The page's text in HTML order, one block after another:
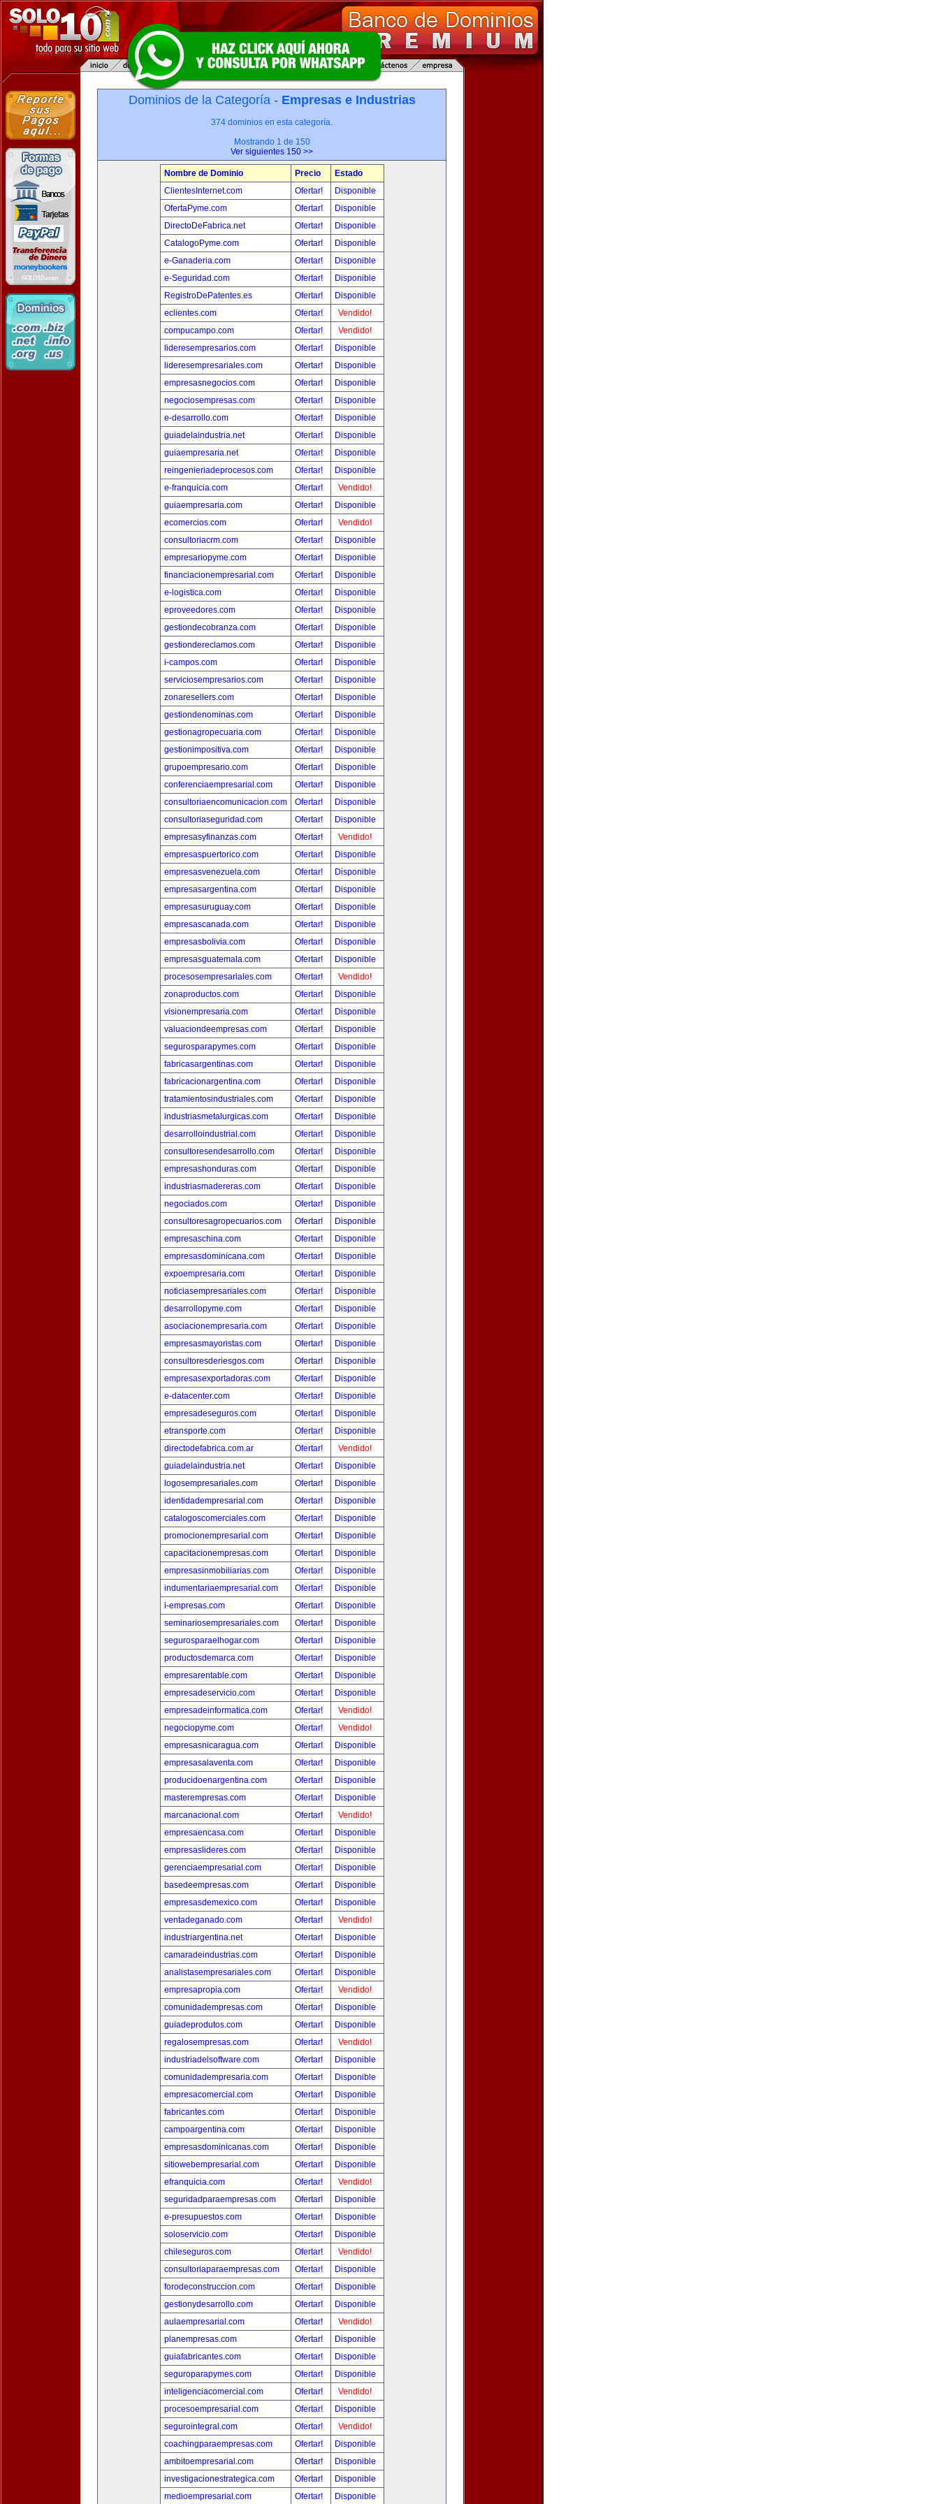
Dominios de la Categoría - Empresas e Industrias
374 dominios en esta categoría.
Mostrando 1 de 150
Ver siguientes 150 >>
Nombre de Dominio Precio
Estado
ClientesInternet.com
Ofertar!
Disponible
OfertaPyme.com
Ofertar!
Disponible
DirectoDeFabrica.net
Ofertar!
Disponible
CatalogoPyme.com
Ofertar!
Disponible
e-Ganaderia.com
Ofertar!
Disponible
e-Seguridad.com
Ofertar!
Disponible
RegistroDePatentes.es
Ofertar!
Disponible
eclientes.com
Ofertar!
Vendido!
compucampo.com
Ofertar!
Vendido!
lideresempresarios.com
Ofertar!
Disponible
lideresempresariales.com
Ofertar!
Disponible
empresasnegocios.com
Ofertar!
Disponible
negociosempresas.com
Ofertar!
Disponible
e-desarrollo.com
Ofertar!
Disponible
guiadelaindustria.net
Ofertar!
Disponible
guiaempresaria.net
Ofertar!
Disponible
reingenieriadeprocesos.com
Ofertar!
Disponible
e-franquicia.com
Ofertar!
Vendido!
guiaempresaria.com
Ofertar!
Disponible
ecomercios.com
Ofertar!
Vendido!
consultoriacrm.com
Ofertar!
Disponible
empresariopyme.com
Ofertar!
Disponible
financiacionempresarial.com
Ofertar!
Disponible
e-logistica.com
Ofertar!
Disponible
eproveedores.com
Ofertar!
Disponible
gestiondecobranza.com
Ofertar!
Disponible
gestiondereclamos.com
Ofertar!
Disponible
i-campos.com
Ofertar!
Disponible
serviciosempresarios.com
Ofertar!
Disponible
zonaresellers.com
Ofertar!
Disponible
gestiondenominas.com
Ofertar!
Disponible
gestionagropecuaria.com
Ofertar!
Disponible
gestionimpositiva.com
Ofertar!
Disponible
grupoempresario.com
Ofertar!
Disponible
conferenciaempresarial.com
Ofertar!
Disponible
consultoriaencomunicacion.com
Ofertar!
Disponible
consultoriaseguridad.com
Ofertar!
Disponible
empresasyfinanzas.com
Ofertar!
Vendido!
empresaspuertorico.com
Ofertar!
Disponible
empresasvenezuela.com
Ofertar!
Disponible
empresasargentina.com
Ofertar!
Disponible
empresasuruguay.com
Ofertar!
Disponible
empresascanada.com
Ofertar!
Disponible
empresasbolivia.com
Ofertar!
Disponible
empresasguatemala.com
Ofertar!
Disponible
procesosempresariales.com
Ofertar!
Vendido!
zonaproductos.com
Ofertar!
Disponible
visionempresaria.com
Ofertar!
Disponible
valuaciondeempresas.com
Ofertar!
Disponible
segurosparapymes.com
Ofertar!
Disponible
fabricasargentinas.com
Ofertar!
Disponible
fabricacionargentina.com
Ofertar!
Disponible
tratamientosindustriales.com
Ofertar!
Disponible
industriasmetalurgicas.com
Ofertar!
Disponible
desarrolloindustrial.com
Ofertar!
Disponible
consultoresendesarrollo.com
Ofertar!
Disponible
empresashonduras.com
Ofertar!
Disponible
industriasmadereras.com
Ofertar!
Disponible
negociados.com
Ofertar!
Disponible
consultoresagropecuarios.com
Ofertar!
Disponible
empresaschina.com
Ofertar!
Disponible
empresasdominicana.com
Ofertar!
Disponible
expoempresaria.com
Ofertar!
Disponible
noticiasempresariales.com
Ofertar!
Disponible
desarrollopyme.com
Ofertar!
Disponible
asociacionempresaria.com
Ofertar!
Disponible
empresasmayoristas.com
Ofertar!
Disponible
consultoresderiesgos.com
Ofertar!
Disponible
empresasexportadoras.com
Ofertar!
Disponible
e-datacenter.com
Ofertar!
Disponible
empresadeseguros.com
Ofertar!
Disponible
etransporte.com
Ofertar!
Disponible
directodefabrica.com.ar
Ofertar!
Vendido!
guiadelaindustria.net
Ofertar!
Disponible
logosempresariales.com
Ofertar!
Disponible
identidadempresarial.com
Ofertar!
Disponible
catalogoscomerciales.com
Ofertar!
Disponible
promocionempresarial.com
Ofertar!
Disponible
capacitacionempresas.com
Ofertar!
Disponible
empresasinmobiliarias.com
Ofertar!
Disponible
indumentariaempresarial.com
Ofertar!
Disponible
i-empresas.com
Ofertar!
Disponible
seminariosempresariales.com
Ofertar!
Disponible
segurosparaelhogar.com
Ofertar!
Disponible
productosdemarca.com
Ofertar!
Disponible
empresarentable.com
Ofertar!
Disponible
empresadeservicio.com
Ofertar!
Disponible
empresadeinformatica.com
Ofertar!
Vendido!
negociopyme.com
Ofertar!
Vendido!
empresasnicaragua.com
Ofertar!
Disponible
empresasalaventa.com
Ofertar!
Disponible
producidoenargentina.com
Ofertar!
Disponible
masterempresas.com
Ofertar!
Disponible
marcanacional.com
Ofertar!
Vendido!
empresaencasa.com
Ofertar!
Disponible
empresaslideres.com
Ofertar!
Disponible
gerenciaempresarial.com
Ofertar!
Disponible
basedeempresas.com
Ofertar!
Disponible
empresasdemexico.com
Ofertar!
Disponible
ventadeganado.com
Ofertar!
Vendido!
industriargentina.net
Ofertar!
Disponible
camaradeindustrias.com
Ofertar!
Disponible
analistasempresariales.com
Ofertar!
Disponible
empresapropia.com
Ofertar!
Vendido!
comunidadempresas.com
Ofertar!
Disponible
guiadeprodutos.com
Ofertar!
Disponible
regalosempresas.com
Ofertar!
Vendido!
industriadelsoftware.com
Ofertar!
Disponible
comunidadempresaria.com
Ofertar!
Disponible
empresacomercial.com
Ofertar!
Disponible
fabricantes.com
Ofertar!
Disponible
campoargentina.com
Ofertar!
Disponible
empresasdominicanas.com
Ofertar!
Disponible
sitiowebempresarial.com
Ofertar!
Disponible
efranquicia.com
Ofertar!
Vendido!
seguridadparaempresas.com
Ofertar!
Disponible
e-presupuestos.com
Ofertar!
Disponible
soloservicio.com
Ofertar!
Disponible
chileseguros.com
Ofertar!
Vendido!
consultoriaparaempresas.com
Ofertar!
Disponible
forodeconstruccion.com
Ofertar!
Disponible
gestionydesarrollo.com
Ofertar!
Disponible
aulaempresarial.com
Ofertar!
Vendido!
planempresas.com
Ofertar!
Disponible
guiafabricantes.com
Ofertar!
Disponible
seguroparapymes.com
Ofertar!
Disponible
inteligenciacomercial.com
Ofertar!
Vendido!
procesoempresarial.com
Ofertar!
Disponible
segurointegral.com
Ofertar!
Vendido!
coachingparaempresas.com
Ofertar!
Disponible
ambitoempresarial.com
Ofertar!
Disponible
investigacionestrategica.com
Ofertar!
Disponible
medioempresarial.com
Ofertar! Disponible